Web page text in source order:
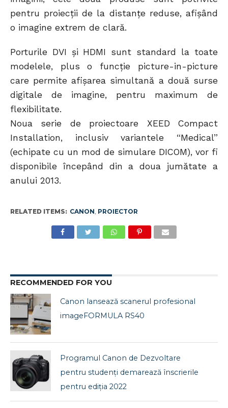
pentru proiecţii de la distanţe reduse, afişând
o imagine extrem de clară.
Porturile DVI şi HDMI sunt standard la toate
modelele, plus o funcţie picture-in-picture
care permite afişarea simultană a două surse
digitale de imagine, pentru maximum de
flexibilitate.
Noua serie de proiectoare XEED Compact
Installation, inclusiv variantele “Medical”
(echipate cu un mod de simulare DICOM), vor fi
disponibile începând din a doua jumătate a
anului 2013.
RELATED ITEMS: CANON, PROIECTOR
RECOMMENDED FOR YOU
Canon lansează scanerul profesional
imageFORMULA RS40
Programul Canon de Dezvoltare
pentru studenți demarează înscrierile
pentru ediția 2022